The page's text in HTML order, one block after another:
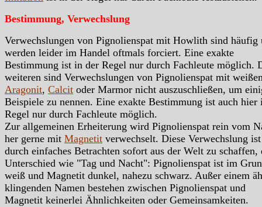
Bestimmung, Verwechslung
Verwechslungen von Pignolienspat mit Howlith sind häufig
werden leider im Handel oftmals forciert. Eine exakte
Bestimmung ist in der Regel nur durch Fachleute möglich.
weiteren sind Verwechslungen von Pignolienspat mit
Aragonit, Calcit oder Marmor nicht auszuschließen, um
Beispiele zu nennen. Eine exakte Bestimmung ist auch hier
Regel nur durch Fachleute möglich.
Zur allgemeinen Erheiterung wird Pignolienspat rein vom
her gerne mit Magnetit verwechselt. Diese Verwechslung ist
durch einfaches Betrachten sofort aus der Welt zu schaffen,
Unterschied wie "Tag und Nacht": Pignolienspat ist im
weiß und Magnetit dunkel, nahezu schwarz. Außer einem
klingenden Namen bestehen zwischen Pignolienspat und
Magnetit keinerlei Ähnlichkeiten oder Gemeinsamkeiten.